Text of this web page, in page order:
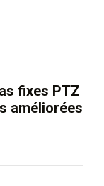
fixes PTZ
améliorées